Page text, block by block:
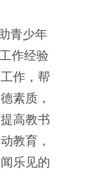
青少年
作经验
作，帮
素质，
高教书
教育，
乐见的